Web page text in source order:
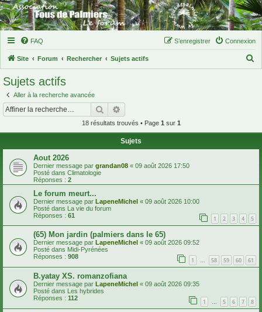
FAQ Connexion
S’enregistrer
Site Forum Rechercher Sujets actifs
r
Sujets actifs
Aller à la recherche avancée
Rechercher
18 résultats trouvés • Page 1 sur 1
Sujets
Aout 2026
Dernier message par grandan08 « 09 août 2026 17:50
Posté dans Climatologie
Réponses : 2
Le forum meurt...
Dernier message par LapeneMichel « 09 août 2026 10:00
Posté dans La vie du forum
Réponses : 61 1 2 3 4 5
(65) Mon jardin (palmiers dans le 65)
Dernier message par LapeneMichel « 09 août 2026 09:52
Posté dans Midi-Pyrénées
Réponses : 908 1 … 58 59 60 61
B.yatay XS. romanzofiana
Dernier message par LapeneMichel « 09 août 2026 09:35
Posté dans Les hybrides
Réponses : 112 1 5 6 7 8